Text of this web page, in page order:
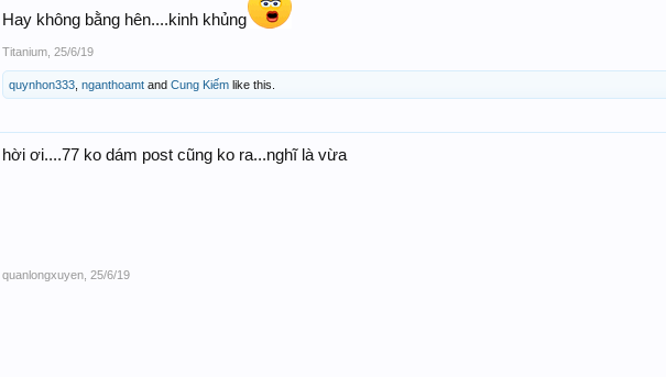
Hay không bằng hên....kinh khủng
Titanium 25/6/19
quynhon333 nganthoamt and Cung Kiếm like this.
hời ơi....77 ko dám post cũng ko ra...nghĩ là vừa
quanlongxuyen 25/6/19